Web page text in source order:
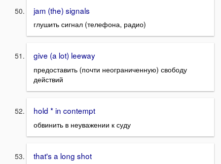
jam (the) signals
глушить сигнал (телефона, радио)
give (a lot) leeway
предоставить (почти неограниченную) свободу
действий
hold * in contempt
обвинить в неуважении к суду
that's a long shot